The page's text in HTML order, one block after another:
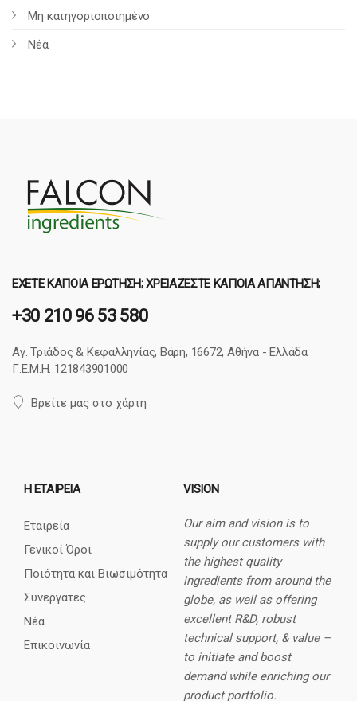
Μη κατηγοριοποιημένο
Νέα
ΈΧΕΤΕ ΚΆΠΟΙΑ ΕΡΏΤΗΣΗ; ΧΡΕΙΆΖΕΣΤΕ ΚΆΠΟΙΑ ΑΠΆΝΤΗΣΗ;
+30 210 96 53 580
Αγ. Τριάδος & Κεφαλληνίας, Βάρη, 16672, Αθήνα - Ελλάδα
Γ.Ε.Μ.Η. 121843901000
Βρείτε μας στο χάρτη
Η ΕΤΑΙΡΕΊΑ
Εταιρεία
Γενικοί Όροι
Ποιότητα και Βιωσιμότητα
Συνεργάτες
Νέα
Επικοινωνία
VISION
Our aim and vision is to
supply our customers with
the highest quality
ingredients from around the
globe, as well as offering
excellent R&D, robust
technical support, & value –
to initiate and boost
demand while enriching our
product portfolio.